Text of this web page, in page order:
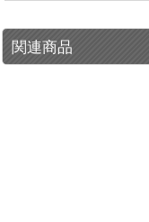
関連商品